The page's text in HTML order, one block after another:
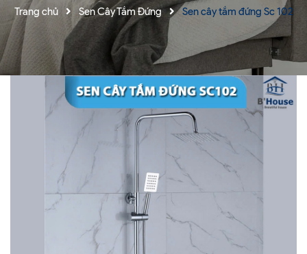
Trang chủ Sen Cây Tắm Đứng Sen cây tắm đứng Sc 102